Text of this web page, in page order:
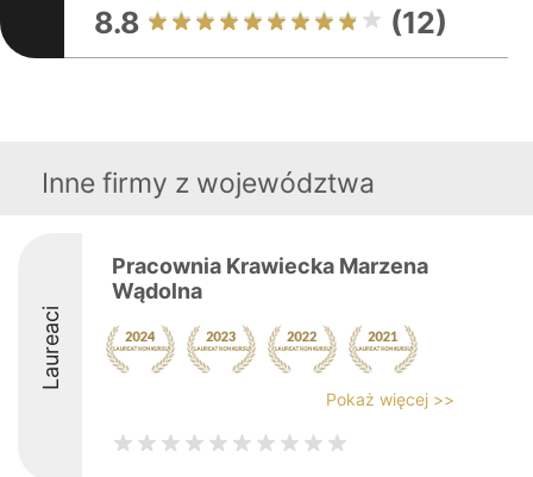
8.8 (12)
Inne firmy z województwa
Laureaci
Pracownia Krawiecka Marzena
Wądolna
Pokaż więcej >>